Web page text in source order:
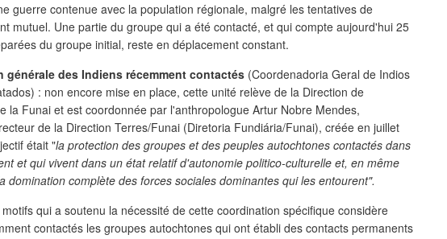
guerre contenue avec la population régionale, malgré les tentatives de
mutuel. Une partie du groupe qui a été contacté, et qui compte aujourd'hui 25
du groupe initial, reste en déplacement constant.
générale des Indiens récemment contactés (Coordenadoria Geral de Indios
: non encore mise en place, cette unité relève de la Direction de
la Funai et est coordonnée par l'anthropologue Artur Nobre Mendes,
de la Direction Terres/Funai (Diretoria Fundiária/Funai), créée en juillet
était "la protection des groupes et des peuples autochtones contactés dans
et qui vivent dans un état relatif d'autonomie politico-culturelle et, en même
domination complète des forces sociales dominantes qui les entourent".
qui a soutenu la nécessité de cette coordination spécifique considère
contactés les groupes autochtones qui ont établi des contacts permanents